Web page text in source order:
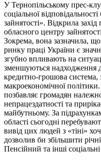
У Тернопільському прес-
соціальної
зайнятості». Відкрила
обласного центру
Зокрема, вона зазначила,
ринку праці України є
згубно впливають на
зменшуються надходження
кредитно-грошова система,
макроекономічної
позбавляє громадян
непрацездатності та
майбутньому. За
області сьогодні
вивід цих людей з «тіні»
дозволив би збільшити
Пенсійний та інші